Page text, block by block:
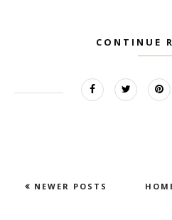
CONTINUE
NEWER POSTS